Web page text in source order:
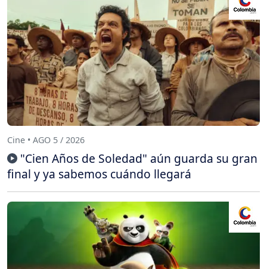
Cine • AGO 5 / 2026
"Cien Años de Soledad" aún guarda su gran
final y ya sabemos cuándo llegará